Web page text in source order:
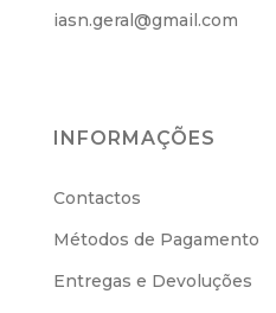
iasn.geral@gmail.com
INFORMAÇÕES
Contactos
Métodos de Pagamento
Entregas e Devoluções